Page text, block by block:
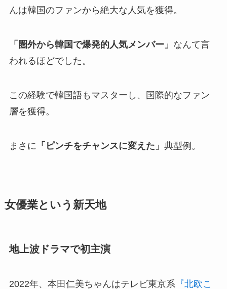
んは韓国のファンから絶大な人気を獲得。
「圏外から韓国で爆発的人気メンバー」 なんて言
われるほどでした。
この経験で韓国語もマスターし、国際的なファン
層を獲得。
まさに 「ピンチをチャンスに変えた」 典型例。
女優業という新天地
地上波ドラマで初主演
2022年、本田仁美ちゃんはテレビ東京系『北欧こ